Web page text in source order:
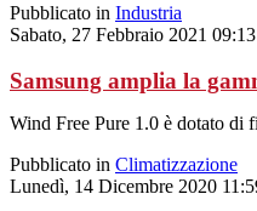
Pubblicato in Industria
Sabato, 27 Febbraio 2021 09:13
Samsung amplia la
Wind Free Pure 1.0 è dotato di
Pubblicato in Climatizzazione
Lunedì, 14 Dicembre 2020